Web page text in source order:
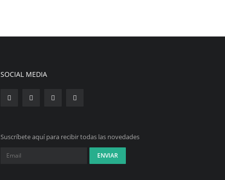
SOCIAL MEDIA
Suscríbete aquí para recibir todas las novedades